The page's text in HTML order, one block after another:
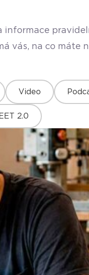
informace
vás, na co
Video
EET 2.0